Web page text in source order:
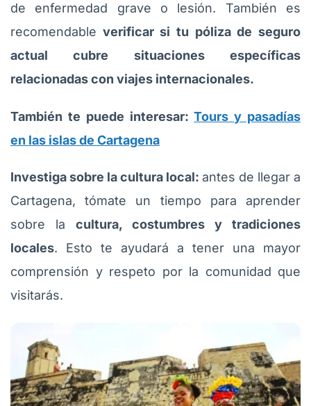
de enfermedad grave o lesión. También es
recomendable verificar si tu póliza de seguro
actual cubre situaciones específicas
relacionadas con viajes internacionales.
También te puede interesar:Tours y pasadías
en las islas de Cartagena
Investiga sobre la cultura local: antes de llegar a
Cartagena, tómate un tiempo para aprender
sobre la cultura, costumbres y tradiciones
locales. Esto te ayudará a tener una mayor
comprensión y respeto por la comunidad que
visitarás.